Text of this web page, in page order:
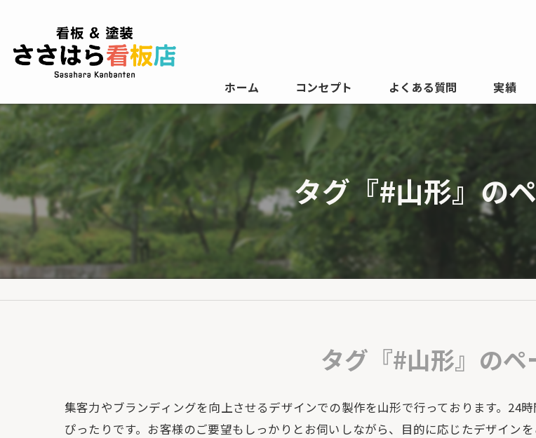
ホーム コンセプト よくある質問 実績
タグ『#山形』の
タグ『#山形』のペ
集客力やブランディングを向上させるデザインでの製作を山形で行っております。24
ぴったりです。お客様のご要望もしっかりとお伺いしながら、目的に応じたデザイン